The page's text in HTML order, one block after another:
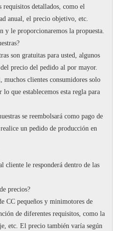
requisitos detallados, como el
anual, el precio objetivo, etc.
y le proporcionaremos la propuesta.
son gratuitas para usted, algunos
precio del pedido al por mayor.
muchos clientes consumidores solo
que establecemos esta regla para
se reembolsará como pago de
un pedido de producción en
cliente le responderá dentro de las
precios?
CC pequeños y minimotores de
de diferentes requisitos, como la
etc. El precio también varía según